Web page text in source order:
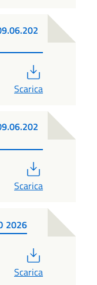
Scarica
Scarica
2026
Scarica